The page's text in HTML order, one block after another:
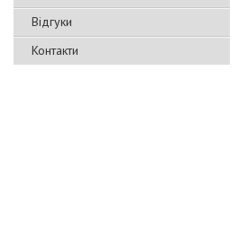
Відгуки
Контакти